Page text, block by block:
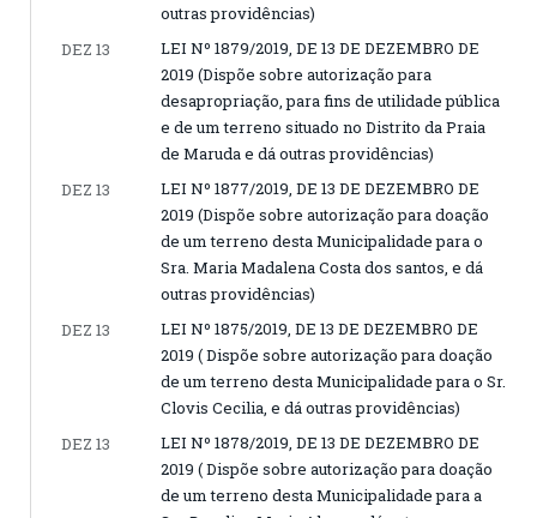
outras providências)
DEZ 13
LEI Nº 1879/2019, DE 13 DE DEZEMBRO DE
2019 (Dispõe sobre autorização para
desapropriação, para fins de utilidade pública
e de um terreno situado no Distrito da Praia
de Maruda e dá outras providências)
DEZ 13
LEI Nº 1877/2019, DE 13 DE DEZEMBRO DE
2019 (Dispõe sobre autorização para doação
de um terreno desta Municipalidade para o
Sra. Maria Madalena Costa dos santos, e dá
outras providências)
DEZ 13
LEI Nº 1875/2019, DE 13 DE DEZEMBRO DE
2019 ( Dispõe sobre autorização para doação
de um terreno desta Municipalidade para o Sr.
Clovis Cecilia, e dá outras providências)
DEZ 13
LEI Nº 1878/2019, DE 13 DE DEZEMBRO DE
2019 ( Dispõe sobre autorização para doação
de um terreno desta Municipalidade para a